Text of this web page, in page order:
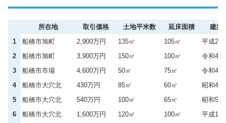
所在地 取引価格 土地平米数 延床面積
建築
1
船橋市旭町 2,900万円 135㎡ 105㎡
平成24
2
船橋市旭町 3,900万円 150㎡ 100㎡
令和4年
3
船橋市市場 4,600万円 50㎡ 75㎡
令和4年
4
船橋市大穴北 430万円 85㎡ 60㎡
昭和47
5
船橋市大穴北 540万円 100㎡ 65㎡
昭和50
6
船橋市大穴北 1,600万円 120㎡ 100㎡
平成19